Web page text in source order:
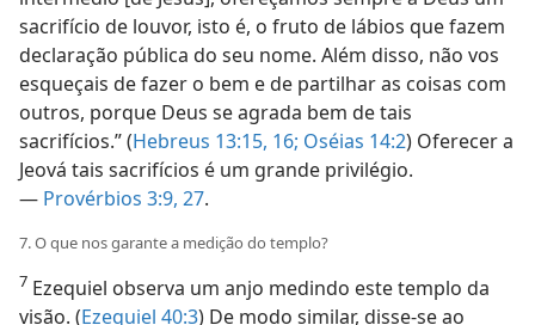
sacrifício de louvor, isto é, o fruto de lábios que fazem
declaração pública do seu nome. Além disso, não vos
esqueçais de fazer o bem e de partilhar as coisas com
outros, porque Deus se agrada bem de tais
sacrifícios.” (Hebreus 13:15, 16; Oséias 14:2) Oferecer a
Jeová tais sacrifícios é um grande privilégio.
— Provérbios 3:9, 27.
7. O que nos garante a medição do templo?
7 Ezequiel observa um anjo medindo este templo da
visão. (Ezequiel 40:3) De modo similar, disse-se ao